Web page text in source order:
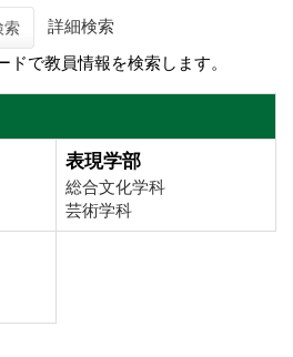
索
詳細検索
ドで教員情報を検索します。
表現学部
総合文化学科
芸術学科